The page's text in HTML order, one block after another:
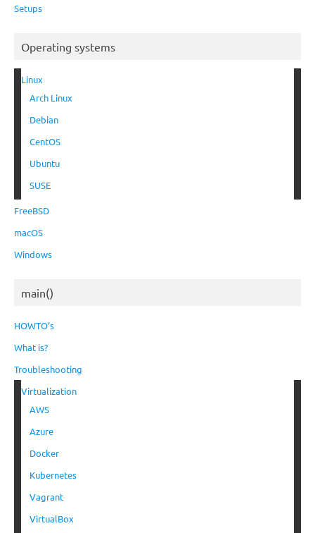
Setups
Operating systems
Linux
Arch Linux
Debian
CentOS
Ubuntu
SUSE
FreeBSD
macOS
Windows
main()
HOWTO’s
What is?
Troubleshooting
Virtualization
AWS
Azure
Docker
Kubernetes
Vagrant
VirtualBox